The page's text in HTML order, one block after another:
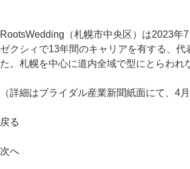
RootsWedding（札幌市中央区）は2023年
ゼクシィで13年間のキャリアを有する、
た。札幌を中心に道内全域で型にとらわれ
（詳細はブライダル産業新聞紙面にて、4月
戻る
次へ